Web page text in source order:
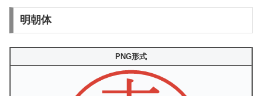
明朝体
PNG形式